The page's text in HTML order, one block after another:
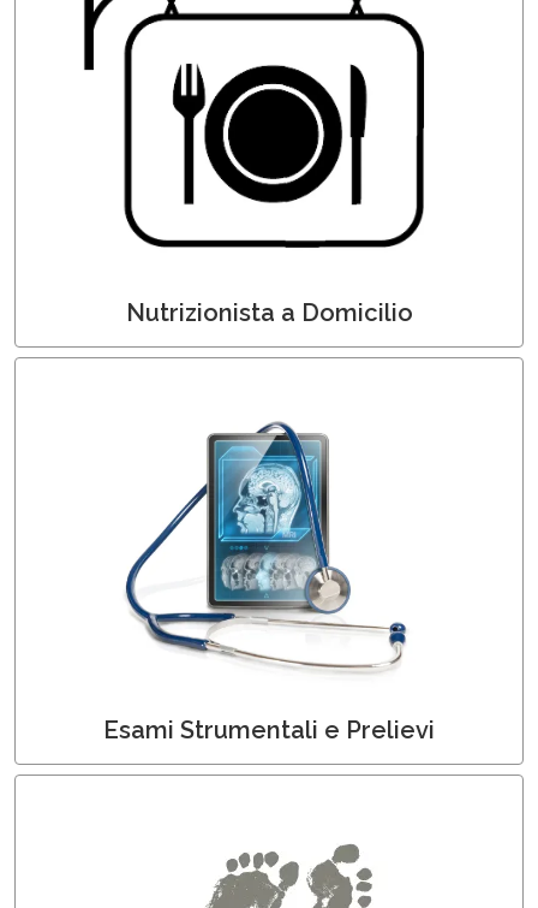
Nutrizionista a Domicilio
Nutrizionisti a Domicilio
Esami Strumentali e Prelievi
Centro Diagnostico a Domicilio